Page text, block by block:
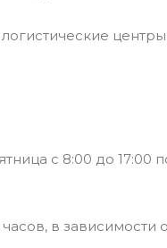
с 8:00 до
в зависимости